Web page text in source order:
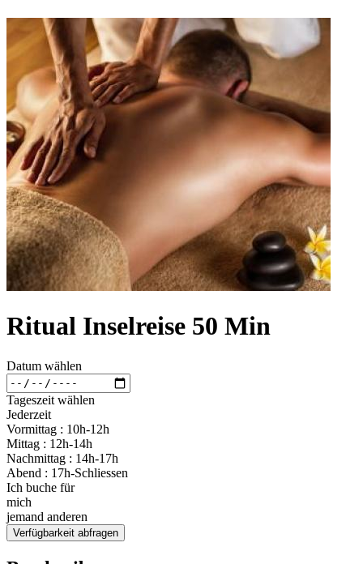
Ritual Inselreise 50 Min
Datum wählen
Tageszeit wählen
Jederzeit
Vormittag : 10h-12h
Mittag : 12h-14h
Nachmittag : 14h-17h
Abend : 17h-Schliessen
Ich buche für
mich
jemand anderen
Verfügbarkeit abfragen